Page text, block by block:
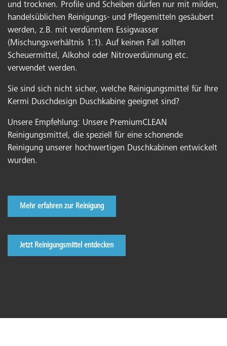
und trocknen. Profile und Scheiben dürfen nur mit milden,
handelsüblichen Reinigungs- und Pflegemitteln gesäubert
werden, z.B. mit verdünntem Essigwasser
(Mischungsverhältnis 1:1). Auf keinen Fall sollten
Scheuermittel, Alkohol oder Nitroverdünnung etc.
verwendet werden.
Sie sind sich nicht sicher, welche Reinigungsmittel für Ihre
Kermi Duschdesign Duschkabine geeignet sind?
Unsere Empfehlung: Unsere PremiumCLEAN
Reinigungsmittel, die speziell für eine schonende
Reinigung unserer hochwertigen Duschkabinen entwickelt
wurden.
Mehr erfahren zur Reinigung
Jetzt Reinigungsmittel entdecken